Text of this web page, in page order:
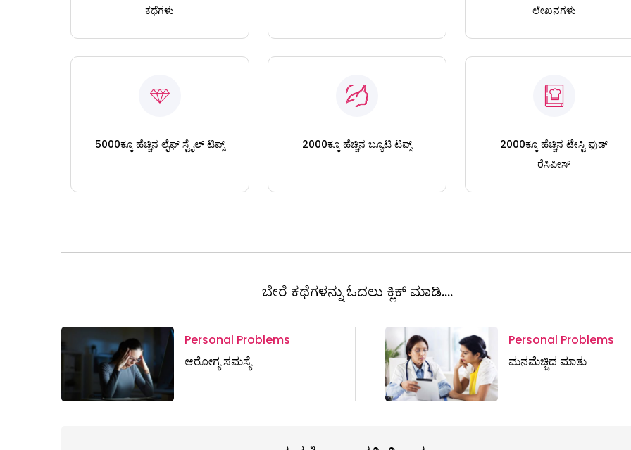
ಕಥೆಗಳು
ಲೇಖನಗಳು
5000ಕ್ಕೂ ಹೆಚ್ಚಿನ ಲೈಫ್ ಸ್ಟೈಲ್ ಟಿಪ್ಸ್ 2000ಕ್ಕೂ ಹೆಚ್ಚಿನ ಬ್ಯೂಟಿ ಟಿಪ್ಸ್
2000ಕ್ಕೂ ಹೆಚ್ಚಿನ ಟೇಸ್ಟಿ ಫುಡ್
ರೆಸಿಪೀಸ್
ಬೇರೆ ಕಥೆಗಳನ್ನು ಓದಲು ಕ್ಲಿಕ್ ಮಾಡಿ....
Personal Problems
ಆರೋಗ್ಯ ಸಮಸ್ಯೆ
Personal Problems
ಮನಮೆಚ್ಚಿದ ಮಾತು